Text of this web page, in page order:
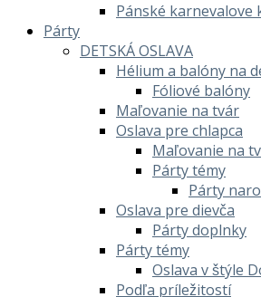
Pánské karnevalove
Párty
DETSKÁ OSLAVA
Hélium a balóny na
Fóliové balóny
Maľovanie na tvár
Oslava pre chlapca
Maľovanie na
Párty témy
Párty
Oslava pre dievča
Párty doplnky
Párty témy
Oslava v štýle
Podľa príležitostí